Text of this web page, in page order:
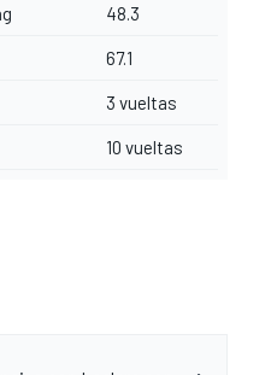
48.3
67.1
3 vueltas
10 vueltas